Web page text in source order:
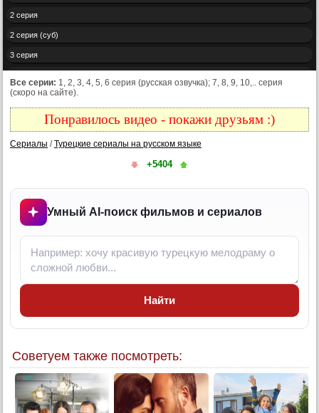
2 серия
2 серия (суб)
3 серия
4 серия
4 серия (суб)
5 серия
6 серия (суб)
Все серии: 1, 2, 3, 4, 5, 6 серия (русская озвучка); 7, 8, 9, 10,.. серия
(скоро на сайте).
Понравилось видео - покажи друзьям :)
Сериалы /Турецкие сериалы на русском языке
+5404
Умный AI-поиск фильмов и сериалов
Найти
Советуем также посмотреть: